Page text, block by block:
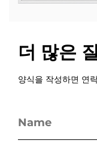
더 많은
양식을 작성하면 연